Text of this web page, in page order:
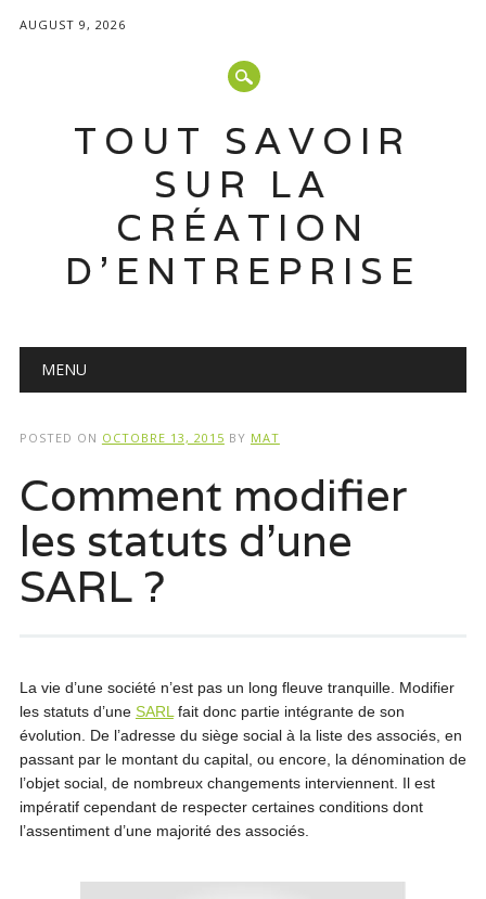
AUGUST 9, 2026
TOUT SAVOIR
SUR LA
CRÉATION
D'ENTREPRISE
Main menu
MENU
POSTED ON OCTOBRE 13, 2015 BY MAT
Comment modifier
les statuts d’une
SARL ?
La vie d’une société n’est pas un long fleuve tranquille. Modifier
les statuts d’une SARL fait donc partie intégrante de son
évolution. De l’adresse du siège social à la liste des associés, en
passant par le montant du capital, ou encore, la dénomination de
l’objet social, de nombreux changements interviennent. Il est
impératif cependant de respecter certaines conditions dont
l’assentiment d’une majorité des associés.